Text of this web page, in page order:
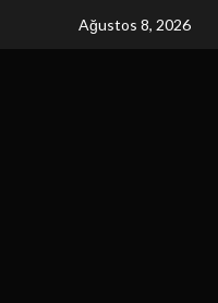
Ağustos 8, 2026